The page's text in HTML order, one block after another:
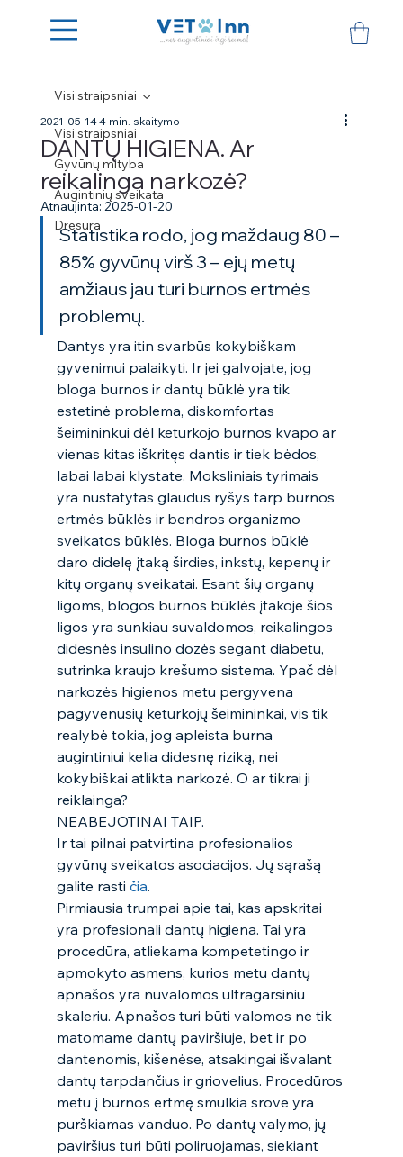
Visi straipsniai
Gyvūnų mityba
Augintinių sveikata
Dresūra
Visi straipsniai
DANTŲ HIGIENA. Ar
reikalinga narkozė?
2021-05-144 min. skaitymo
Atnaujinta: 2025-01-20
Statistika rodo, jog maždaug 80 –
85% gyvūnų virš 3 – ejų metų
amžiaus jau turi burnos ertmės
problemų.
Dantys yra itin svarbūs kokybiškam
gyvenimui palaikyti. Ir jei galvojate, jog
bloga burnos ir dantų būklė yra tik
estetinė problema, diskomfortas
šeimininkui dėl keturkojo burnos kvapo ar
vienas kitas iškritęs dantis ir tiek bėdos,
labai labai klystate. Moksliniais tyrimais
yra nustatytas glaudus ryšys tarp burnos
ertmės būklės ir bendros organizmo
sveikatos būklės. Bloga burnos būklė
daro didelę įtaką širdies, inkstų, kepenų ir
kitų organų sveikatai. Esant šių organų
ligoms, blogos burnos būklės įtakoje šios
ligos yra sunkiau suvaldomos, reikalingos
didesnės insulino dozės segant diabetu,
sutrinka kraujo krešumo sistema. Ypač dėl
narkozės higienos metu pergyvena
pagyvenusių keturkojų šeimininkai, vis tik
realybė tokia, jog apleista burna
augintiniui kelia didesnę riziką, nei
kokybiškai atlikta narkozė. O ar tikrai ji
reiklainga?
NEABEJOTINAI TAIP.
Ir tai pilnai patvirtina profesionalios
gyvūnų sveikatos asociacijos. Jų sąrašą
galite rasti čia.
Pirmiausia trumpai apie tai, kas apskritai
yra profesionali dantų higiena. Tai yra
procedūra, atliekama kompetetingo ir
apmokyto asmens, kurios metu dantų
apnašos yra nuvalomos ultragarsiniu
skaleriu. Apnašos turi būti valomos ne tik
matomame dantų paviršiuje, bet ir po
dantenomis, kišenėse, atsakingai išvalant
dantų tarpdančius ir griovelius. Procedūros
metu į burnos ertmę smulkia srove yra
purškiamas vanduo. Po dantų valymo, jų
paviršius turi būti poliruojamas, siekiant